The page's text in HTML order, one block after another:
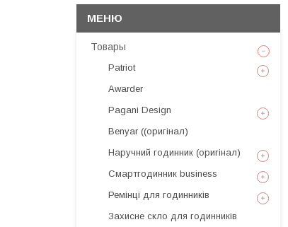
Товары
Patriot
Awarder
Pagani Design
Benyar ((оригінал)
Наручний годинник (оригінал)
Смартгодинник business
Ремінці для годинників
Захисне скло для годинників